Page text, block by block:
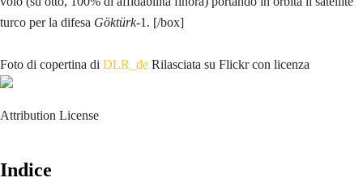
turco per la difesa Göktürk-1. [/box]
Foto di copertina di DLR_de Rilasciata su Flickr con licenza
Attribution License
Indice